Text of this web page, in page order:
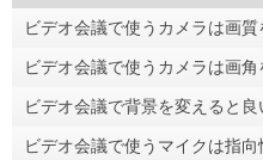
ビデオ会議で使うカメラは画
ビデオ会議で使うカメラは画
ビデオ会議で背景を変えると良
ビデオ会議で使うマイクは指